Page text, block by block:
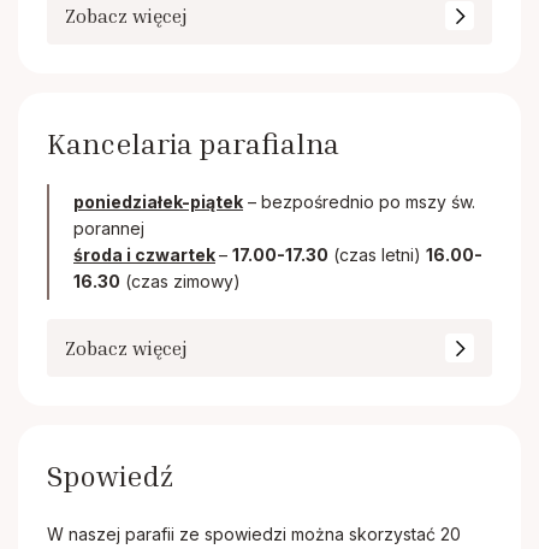
Zobacz więcej
Kancelaria parafialna
poniedziałek-piątek – bezpośrednio po mszy św.
porannej
środa i czwartek– 17.00-17.30 (czas letni) 16.00-
16.30 (czas zimowy)
Zobacz więcej
Spowiedź
W naszej parafii ze spowiedzi można skorzystać 20